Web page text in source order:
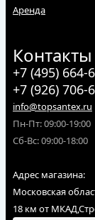
Аренда
Контакты
+7 (495) 664-
+7 (926) 706-
info@topsantex.ru
Пн-Пт: 09:00-19:00
Сб-Вс: 09:00-18:00
Адрес магазина:
Московская
18 км от